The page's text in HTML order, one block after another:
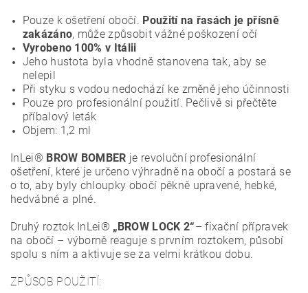
Pouze k ošetření obočí. Použití na řasách je přísně
zakázáno, může způsobit vážné poškození očí
Vyrobeno 100% v Itálii
Jeho hustota byla vhodně stanovena tak, aby se
nelepil
Při styku s vodou nedochází ke změně jeho účinnosti
Pouze pro profesionální použití. Pečlivě si přečtěte
příbalový leták
Objem: 1,2 ml
InLei® BROW BOMBER je revoluční profesionální
ošetření, které je určeno výhradně na obočí a postará se
o to, aby byly chloupky obočí pěkně upravené, hebké,
hedvábné a plné.
Druhý roztok InLei® „BROW LOCK 2“– fixační přípravek
na obočí – výborně reaguje s prvním roztokem, působí
spolu s ním a aktivuje se za velmi krátkou dobu.
ZPŮSOB POUŽITÍ: